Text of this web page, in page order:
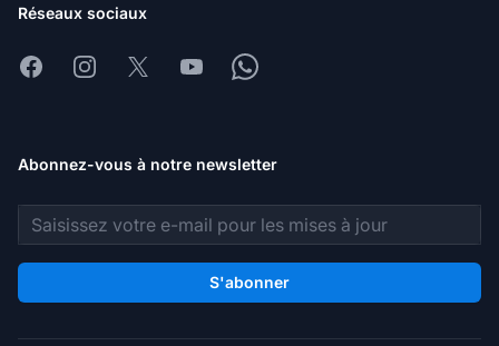
Réseaux sociaux
FacebookInstagram
X YoutubeWhatsapp
Abonnez-vous à notre newsletter
Adresse e-mail
S'abonner